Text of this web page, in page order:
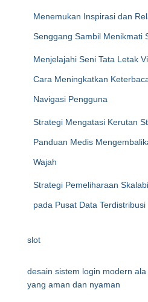
Menemukan Inspirasi dan
Senggang Sambil Menikmati
Menjelajahi Seni Tata Letak
Cara Meningkatkan
Navigasi Pengguna
Strategi Mengatasi Kerutan
Panduan Medis
Wajah
Strategi Pemeliharaan
pada Pusat Data Terdistribusi
slot
desain sistem login modern
yang aman dan nyaman